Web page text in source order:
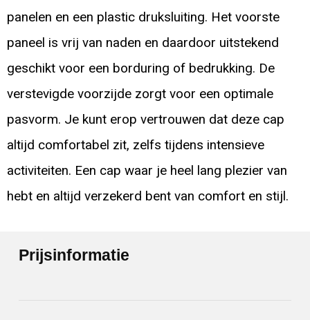
panelen en een plastic druksluiting. Het voorste
paneel is vrij van naden en daardoor uitstekend
geschikt voor een borduring of bedrukking. De
verstevigde voorzijde zorgt voor een optimale
pasvorm. Je kunt erop vertrouwen dat deze cap
altijd comfortabel zit, zelfs tijdens intensieve
activiteiten. Een cap waar je heel lang plezier van
hebt en altijd verzekerd bent van comfort en stijl.
Prijsinformatie